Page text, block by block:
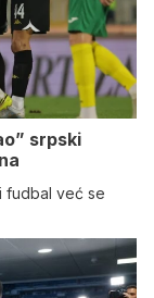
srpski
fudbal već se